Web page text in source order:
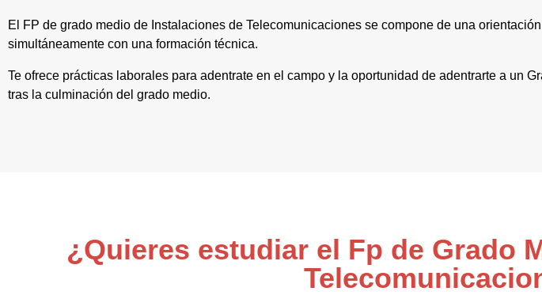
El FP de grado medio de Instalaciones de Telecomunicaciones se compone de una
simultáneamente con una formación técnica.
Te ofrece prácticas laborales para adentrate en el campo y la oportunidad de adentrarte a un
tras la culminación del grado medio.
¿Quieres estudiar el Fp de Grado